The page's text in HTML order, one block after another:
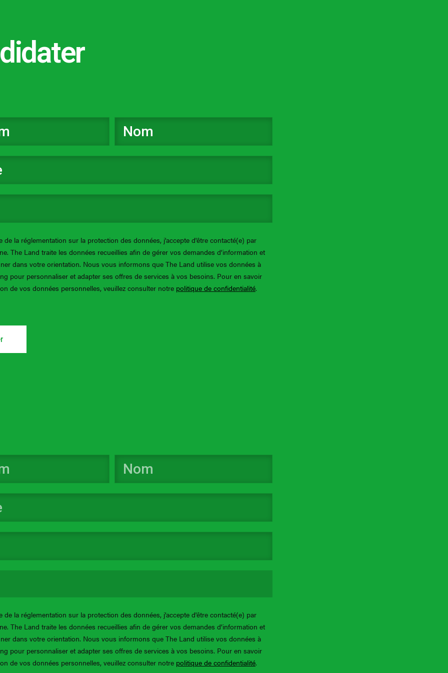
de la réglementation sur la protection des données, j'accepte d'être contacté(e) par
The Land traite les données recueillies afin de gérer vos demandes d’information et
dans votre orientation. Nous vous informons que The Land utilise vos données à
pour personnaliser et adapter ses offres de services à vos besoins. Pour en savoir
de vos données personnelles, veuillez consulter notre politique de confidentialité.
de la réglementation sur la protection des données, j'accepte d'être contacté(e) par
The Land traite les données recueillies afin de gérer vos demandes d’information et
dans votre orientation. Nous vous informons que The Land utilise vos données à
pour personnaliser et adapter ses offres de services à vos besoins. Pour en savoir
de vos données personnelles, veuillez consulter notre politique de confidentialité.